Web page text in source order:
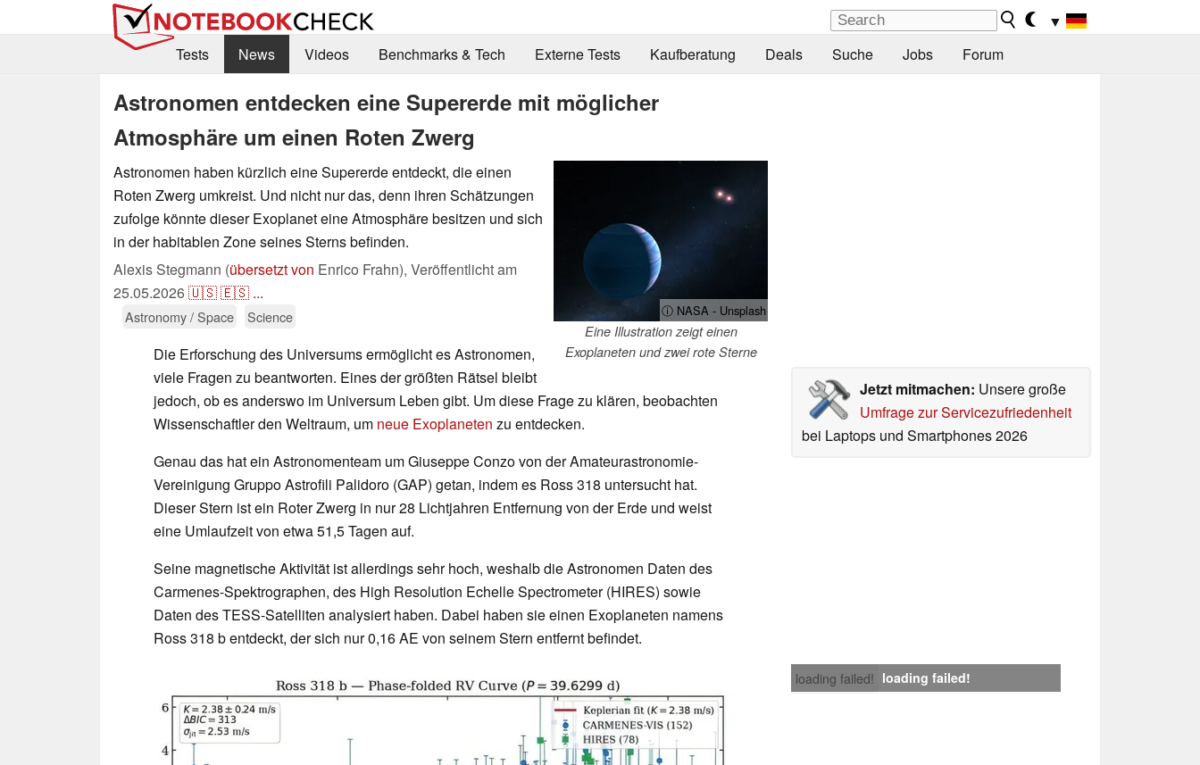
▼
Tests
News Videos Benchmarks & Tech Externe Tests Kaufberatung Deals Suche Jobs Forum
Astronomen entdecken eine Supererde mit möglicher
Atmosphäre um einen Roten Zwerg
ⓘ NASA - Unsplash
Eine Illustration zeigt einen
Exoplaneten und zwei rote Sterne
Astronomen haben kürzlich eine Supererde entdeckt, die einen
Roten Zwerg umkreist. Und nicht nur das, denn ihren Schätzungen
zufolge könnte dieser Exoplanet eine Atmosphäre besitzen und sich
in der habitablen Zone seines Sterns befinden.
Alexis Stegmann (übersetzt von Enrico Frahn), Veröffentlicht am
25.05.2026🇺🇸🇪🇸 ...
Astronomy / Space Science
Jetzt mitmachen: Unsere große
Umfrage zur Servicezufriedenheit
bei Laptops und Smartphones 2026
Die Erforschung des Universums ermöglicht es Astronomen,
viele Fragen zu beantworten. Eines der größten Rätsel bleibt
jedoch, ob es anderswo im Universum Leben gibt. Um diese Frage zu klären, beobachten
Wissenschaftler den Weltraum, um neue Exoplaneten zu entdecken.
Genau das hat ein Astronomenteam um Giuseppe Conzo von der Amateurastronomie-
Vereinigung Gruppo Astrofili Palidoro (GAP) getan, indem es Ross 318 untersucht hat.
Dieser Stern ist ein Roter Zwerg in nur 28 Lichtjahren Entfernung von der Erde und weist
eine Umlaufzeit von etwa 51,5 Tagen auf.
Seine magnetische Aktivität ist allerdings sehr hoch, weshalb die Astronomen Daten des
Carmenes-Spektrographen, des High Resolution Echelle Spectrometer (HIRES) sowie
Daten des TESS-Satelliten analysiert haben. Dabei haben sie einen Exoplaneten namens
Ross 318 b entdeckt, der sich nur 0,16 AE von seinem Stern entfernt befindet.
loading failed! loading failed!